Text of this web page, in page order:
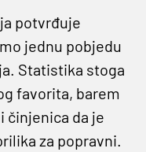
potvrđuje
jednu pobjedu
Statistika stoga
favorita, barem
činjenica da je
za popravni.